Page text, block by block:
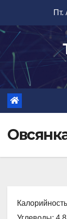
содержимому
Пт.